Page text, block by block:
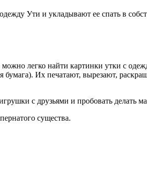
Ути и укладывают ее спать в
легко найти картинки утки с
бумага). Их печатают, вырезают,
с друзьями и пробовать делать
существа.